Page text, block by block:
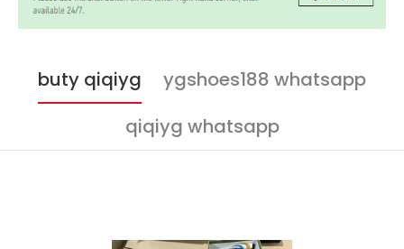
buty qiqiyg
ygshoes188 whatsapp
qiqiyg whatsapp